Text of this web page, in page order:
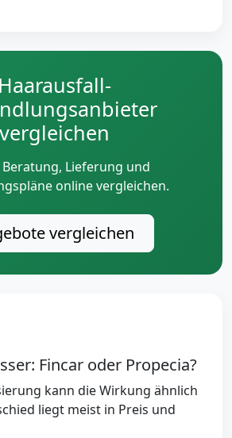
Haarausfall-
vergleichen
Beratung, Lieferung und
online vergleichen.
vergleichen
Fincar oder Propecia?
kann die Wirkung ähnlich
liegt meist in Preis und